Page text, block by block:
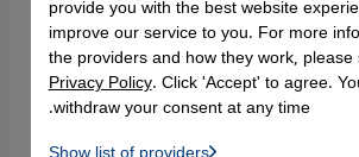
بالوكالة
English عربي
provide you with the best website
improve our service to you. For more
the providers and how they work,
Privacy Policy. Click 'Accept' to agree.
withdraw your consent at any time.